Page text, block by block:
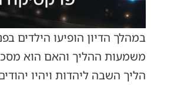
במהלך הדיון הופיעו הילדים
משמעות ההליך והאם הוא
הליך השבה ליהדות ויהיו